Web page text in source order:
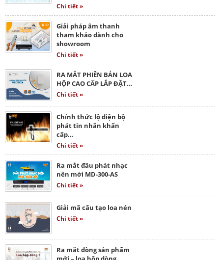
Chi tiết »
Giải pháp âm thanh
tham khảo dành cho
showroom
Chi tiết »
RA MẮT PHIÊN BẢN LOA
HỘP CAO CẤP LẮP ĐẶT…
Chi tiết »
Chính thức lộ diện bộ
phát tin nhắn khẩn
cấp…
Chi tiết »
Ra mắt đầu phát nhạc
nền mới MD-300-AS
Chi tiết »
Giải mã cấu tạo loa nén
Chi tiết »
Ra mắt dòng sản phẩm